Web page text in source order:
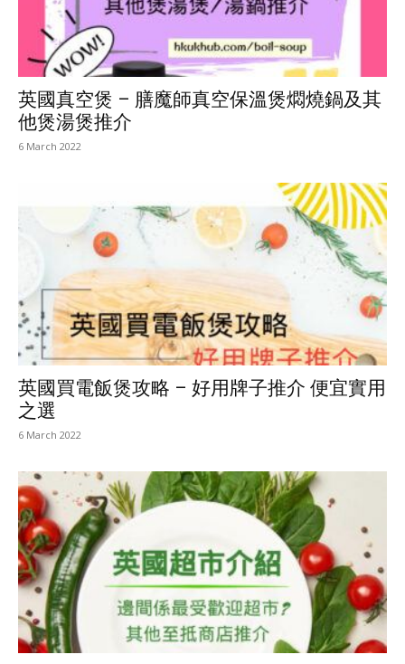
英國真空煲 – 膳魔師真空保溫煲燜燒鍋及其
他煲湯煲推介
6 March 2022
英國買電飯煲攻略 – 好用牌子推介 便宜實用
之選
6 March 2022